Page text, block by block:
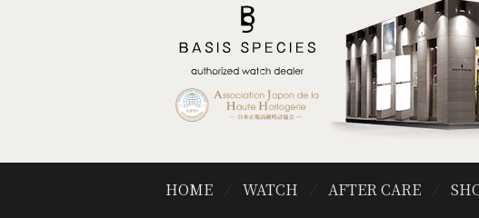
HOME WATCH AFTER CARE